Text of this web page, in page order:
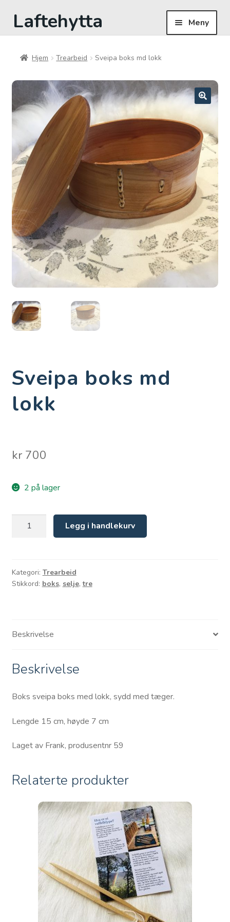
Hopp
til
Hopp
til
Laftehytta Meny
Hjem
Butikk
Om oss
Til kassen
Hjem Trearbeid Sveipa boks md lokk
Sveipa boks md
lokk
kr700
2 på lager
Sveipa
antall
Legg i handlekurv
Kategori: Trearbeid
Stikkord: boks, selje,tre
Beskrivelse
Beskrivelse
Boks sveipa boks med lokk, sydd med tæger.
Lengde 15 cm, høyde 7 cm
Laget av Frank, produsentnr 59
Relaterte produkter